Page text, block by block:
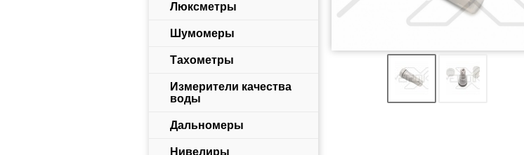
Люксметры
Шумомеры
Тахометры
Измерители качества
воды
Дальномеры
Нивелиры